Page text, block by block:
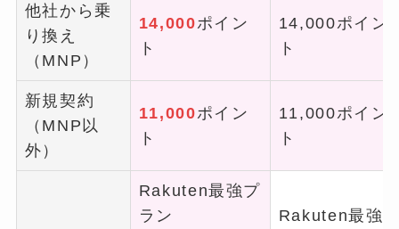
他社から乗
り換え
（MNP）
14,000ポイン
ト
14,000ポイン
ト
新規契約
（MNP以
外）
11,000ポイン
ト
11,000ポイン
ト
Rakuten最強プ
ラン
Rakuten最強